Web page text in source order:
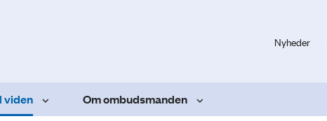
Nyheder
viden Om ombudsmanden